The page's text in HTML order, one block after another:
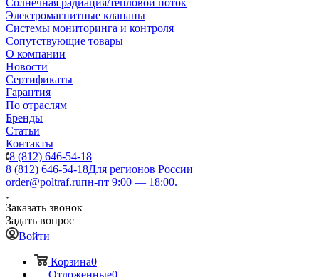
Солнечная радиация/тепловой поток
Электромагнитные клапаны
Системы мониторинга и контроля
Сопутствующие товары
О компании
Новости
Сертификаты
Гарантия
По отраслям
Бренды
Статьи
Контакты
8 (812) 646-54-18
8 (812) 646-54-18Для регионов России
order@poltraf.ruпн-пт 9:00 — 18:00.
Заказать звонок
Задать вопрос
Войти
Корзина0
Отложенные0